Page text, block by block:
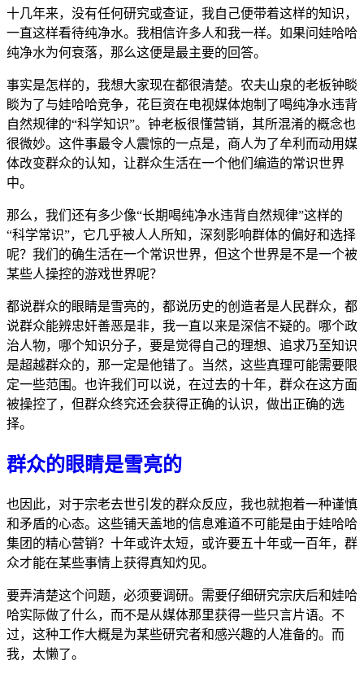
十几年来，没有任何研究或查证，我自己便带着这样的知识，
一直这样看待纯净水。我相信许多人和我一样。如果问娃哈哈
纯净水为何衰落，那么这便是最主要的回答。
事实是怎样的，我想大家现在都很清楚。农夫山泉的老板钟睒
睒为了与娃哈哈竞争，花巨资在电视媒体炮制了喝纯净水违背
自然规律的“科学知识”。钟老板很懂营销，其所混淆的概念也
很微妙。这件事最令人震惊的一点是，商人为了牟利而动用媒
体改变群众的认知，让群众生活在一个他们编造的常识世界
中。
那么，我们还有多少像“长期喝纯净水违背自然规律”这样的
“科学常识”，它几乎被人人所知，深刻影响群体的偏好和选择
呢？我们的确生活在一个常识世界，但这个世界是不是一个被
某些人操控的游戏世界呢？
都说群众的眼睛是雪亮的，都说历史的创造者是人民群众，都
说群众能辨忠奸善恶是非，我一直以来是深信不疑的。哪个政
治人物，哪个知识分子，要是觉得自己的理想、追求乃至知识
是超越群众的，那一定是他错了。当然，这些真理可能需要限
定一些范围。也许我们可以说，在过去的十年，群众在这方面
被操控了，但群众终究还会获得正确的认识，做出正确的选
择。
群众的眼睛是雪亮的
也因此，对于宗老去世引发的群众反应，我也就抱着一种谨慎
和矛盾的心态。这些铺天盖地的信息难道不可能是由于娃哈哈
集团的精心营销？十年或许太短，或许要五十年或一百年，群
众才能在某些事情上获得真知灼见。
要弄清楚这个问题，必须要调研。需要仔细研究宗庆后和娃哈
哈实际做了什么，而不是从媒体那里获得一些只言片语。不
过，这种工作大概是为某些研究者和感兴趣的人准备的。而
我，太懒了。